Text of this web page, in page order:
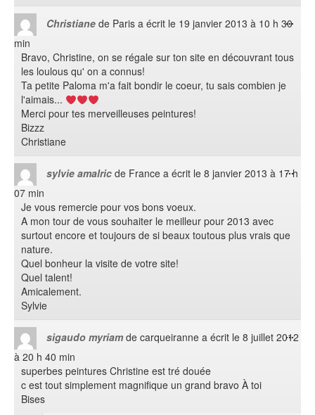
Christiane de Paris a écrit le 19 janvier 2013 à 10 h 30
min
Bravo, Christine, on se régale sur ton site en découvrant tous
les loulous qu' on a connus!
Ta petite Paloma m'a fait bondir le coeur, tu sais combien je
l'aimais...
Merci pour tes merveilleuses peintures!
Bizzz
Christiane
...
sylvie amalric de France a écrit le 8 janvier 2013 à 17 h
07 min
Je vous remercie pour vos bons voeux.
A mon tour de vous souhaiter le meilleur pour 2013 avec
surtout encore et toujours de si beaux toutous plus vrais que
nature.
Quel bonheur la visite de votre site!
Quel talent!
Amicalement.
Sylvie
...
sigaudo myriam de carqueiranne a écrit le 8 juillet 2012
à 20 h 40 min
superbes peintures Christine est tré douée
c est tout simplement magnifique un grand bravo À toi
Bises
...